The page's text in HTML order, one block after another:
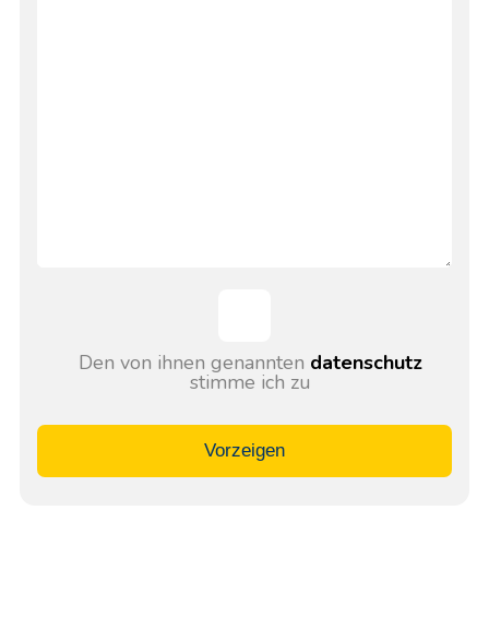
Den von ihnen genannten datenschutz
stimme ich zu
Vorzeigen